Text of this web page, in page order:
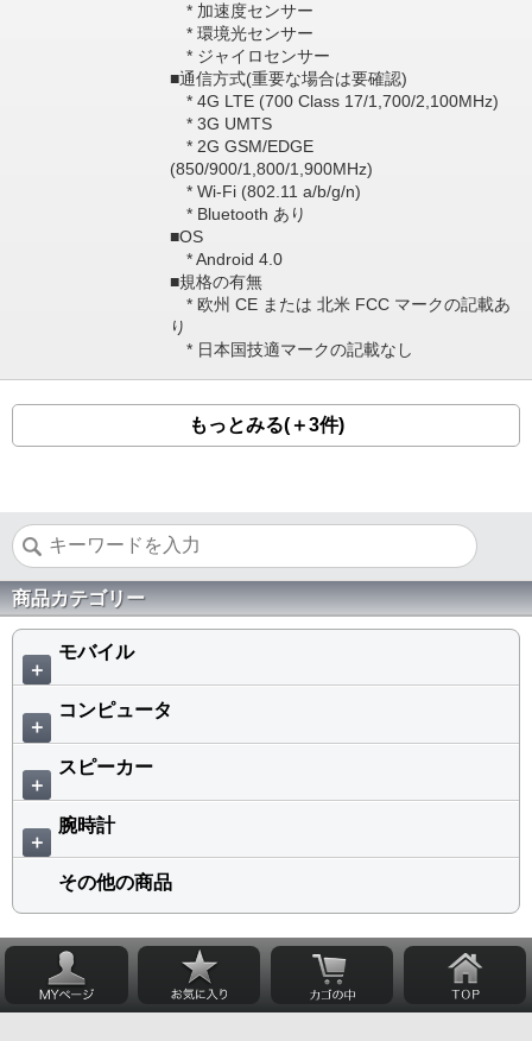
* 加速度センサー
* 環境光センサー
* ジャイロセンサー
■通信方式(重要な場合は要確認)
* 4G LTE (700 Class 17/1,700/2,100MHz)
* 3G UMTS
* 2G GSM/EDGE
(850/900/1,800/1,900MHz)
* Wi-Fi (802.11 a/b/g/n)
* Bluetooth あり
■OS
* Android 4.0
■規格の有無
* 欧州 CE または 北米 FCC マークの記載あ
り
* 日本国技適マークの記載なし
もっとみる(＋3件)
商品カテゴリー
＋
モバイル
＋
コンピュータ
＋
スピーカー
＋
腕時計
その他の商品